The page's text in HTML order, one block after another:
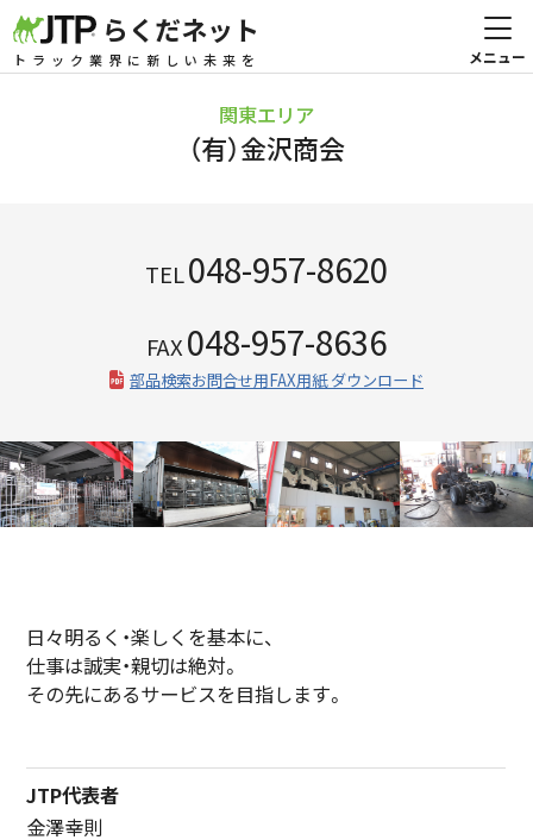
らくだネット
トラック業界に新しい未来を
関東エリア
（有）金沢商会
TEL048-957-8620
FAX048-957-8636
部品検索お問合せ用FAX用紙 ダウンロード
日々明るく・楽しくを基本に、
仕事は誠実・親切は絶対。
その先にあるサービスを目指します。
JTP代表者
金澤幸則